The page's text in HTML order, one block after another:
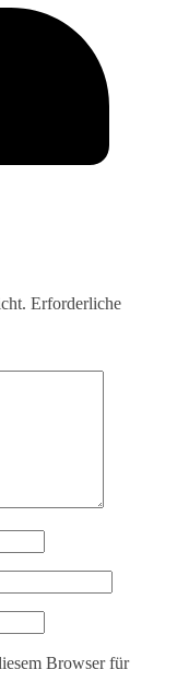
Erforderliche
Browser für